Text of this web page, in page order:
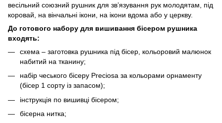
весільний союзний рушник для зв’язування рук молодятам, під
коровай, на вінчальні ікони, на ікони вдома або у церкву.
До готового набору для вишивання бісером рушника
входять:
схема – заготовка рушника під бісер, кольоровий малюнок
набитий на тканину;
набір чеського бісеру Preciosa за кольорами орнаменту
(бісер 1 сорту із запасом);
інструкція по вишивці бісером;
бісерна нитка;